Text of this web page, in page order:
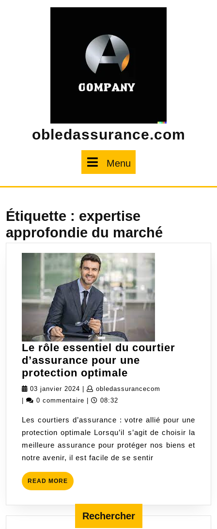
obledassurance.com
Menu
Étiquette : expertise
approfondie du marché
Le rôle essentiel du courtier
d’assurance pour une
protection optimale
rôle
courtier
d’assurance
pour
une
03 janvier 2024 03
janvier
obledassurancecom
0 commentaire 08:32
Les courtiers d’assurance : votre allié pour une
protection optimale Lorsqu’il s’agit de choisir la
meilleure assurance pour protéger nos biens et
notre avenir, il est facile de se sentir
READ MORE READ
MORE
Rechercher